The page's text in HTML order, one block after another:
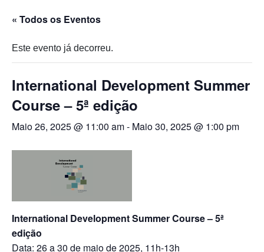
« Todos os Eventos
Este evento já decorreu.
International Development Summer
Course – 5ª edição
Maio 26, 2025 @ 11:00 am- Maio 30, 2025 @ 1:00 pm
International Development Summer Course – 5ª
edição
Data: 26 a 30 de maio de 2025, 11h-13h